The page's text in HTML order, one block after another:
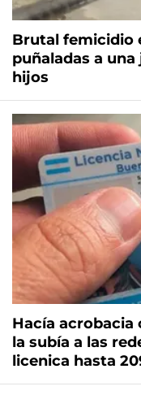
Brutal femicidio
puñaladas a
hijos
Hacía acrobacia
la subía a las
licenica hasta